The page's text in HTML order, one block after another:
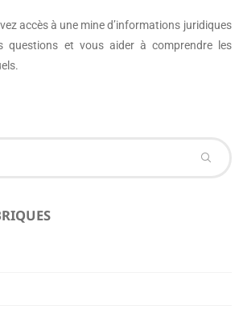
accès à une mine d’informations juridiques
questions et vous aider à comprendre les